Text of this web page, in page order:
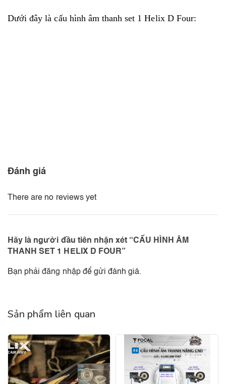
Dưới đây là cấu hình âm thanh set 1 Helix D Four:
Đánh giá
There are no reviews yet
Hãy là người đầu tiên nhận xét “CẤU HÌNH ÂM
THANH SET 1 HELIX D FOUR”
Bạn phảiđăng nhậpđể gửi đánh giá.
Sản phẩm liên quan